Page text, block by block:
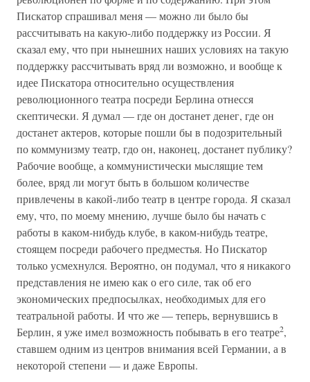
Пискатор спрашивал меня — можно ли было бы
рассчитывать на какую-либо поддержку из России. Я
сказал ему, что при нынешних наших условиях на такую
поддержку рассчитывать вряд ли возможно, и вообще к
идее Пискатора относительно осуществления
революционного театра посреди Берлина отнесся
скептически. Я думал — где он достанет денег, где он
достанет актеров, которые пошли бы в подозрительный
по коммунизму театр, гдо он, наконец, достанет публику?
Рабочие вообще, а коммунистически мыслящие тем
более, вряд ли могут быть в большом количестве
привлечены в какой-либо театр в центре города. Я сказал
ему, что, по моему мнению, лучше было бы начать с
работы в каком-нибудь клубе, в каком-нибудь театре,
стоящем посреди рабочего предместья. Но Пискатор
только усмехнулся. Вероятно, он подумал, что я никакого
представления не имею как о его силе, так об его
экономических предпосылках, необходимых для его
театральной работы. И что же — теперь, вернувшись в
Берлин, я уже имел возможность побывать в его театре2,
ставшем одним из центров внимания всей Германии, а в
некоторой степени — и даже Европы.